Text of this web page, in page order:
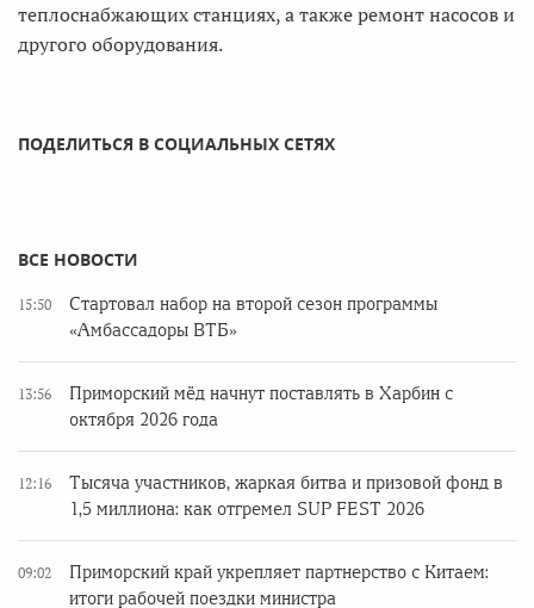
теплоснабжающих станциях, а также ремонт насосов и
другого оборудования.
ПОДЕЛИТЬСЯ В СОЦИАЛЬНЫХ СЕТЯХ
ВСЕ НОВОСТИ
15:50
Стартовал набор на второй сезон программы
«Амбассадоры ВТБ»
13:56
Приморский мёд начнут поставлять в Харбин с
октября 2026 года
12:16
Тысяча участников, жаркая битва и призовой фонд в
1,5 миллиона: как отгремел SUP FEST 2026
09:02
Приморский край укрепляет партнерство с Китаем:
итоги рабочей поездки министра